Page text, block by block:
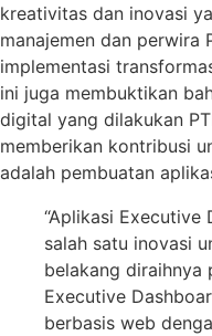
kreativitas dan inovasi
manajemen dan perwira
implementasi
ini juga membuktikan
digital yang dilakukan
memberikan kontribusi
adalah pembuatan
“Aplikasi Executive
salah satu inovasi
belakang diraihnya
Executive
berbasis web